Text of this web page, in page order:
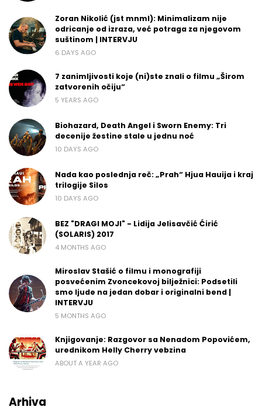
Zoran Nikolić (jst mnml): Minimalizam nije
odricanje od izraza, već potraga za njegovom
suštinom | INTERVJU
6 DAYS AGO
7 zanimljivosti koje (ni)ste znali o filmu „Širom
zatvorenih očiju“
5 YEARS AGO
Biohazard, Death Angel i Sworn Enemy: Tri
decenije žestine stale u jednu noć
10 DAYS AGO
Nada kao poslednja reč: „Prah“ Hjua Hauija i kraj
trilogije Silos
10 DAYS AGO
BEZ "DRAGI MOJI" - Lidija Jelisavčić Ćirić
(SOLARIS) 2017
4 MONTHS AGO
Miroslav Stašić o filmu i monografiji
posvećenim Zvoncekovoj bilježnici: Podsetili
smo ljude na jedan dobar i originalni bend |
INTERVJU
5 MONTHS AGO
Knjigovanje: Razgovor sa Nenadom Popovićem,
urednikom Helly Cherry vebzina
ABOUT A YEAR AGO
Arhiva